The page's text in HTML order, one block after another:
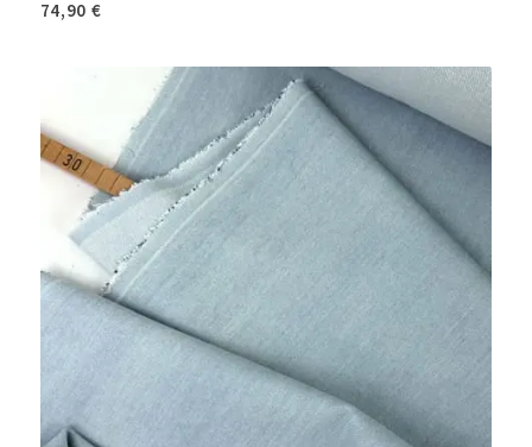
74,90 €